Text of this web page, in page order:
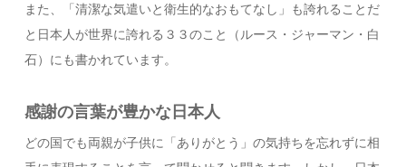
また、「清潔な気遣いと衛生的なおもてなし」も誇れることだ
と日本人が世界に誇れる３３のこと（ルース・ジャーマン・白
石）にも書かれています。
感謝の言葉が豊かな日本人
どの国でも両親が子供に「ありがとう」の気持ちを忘れずに相